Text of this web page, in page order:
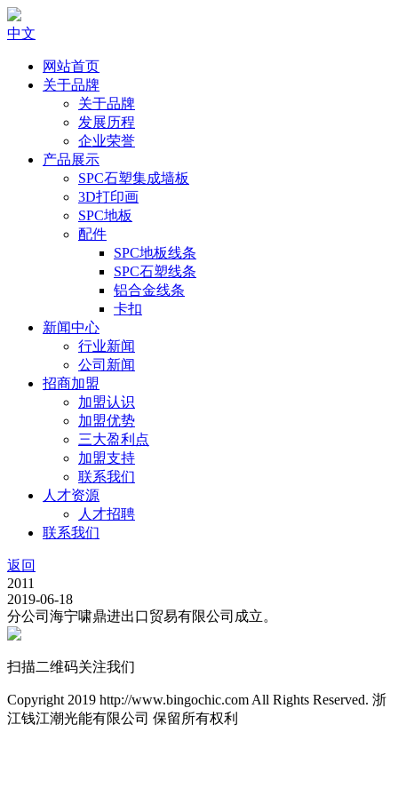
中文
网站首页
关于品牌
关于品牌
发展历程
企业荣誉
产品展示
SPC石塑集成墙板
3D打印画
SPC地板
配件
SPC地板线条
SPC石塑线条
铝合金线条
卡扣
新闻中心
行业新闻
公司新闻
招商加盟
加盟认识
加盟优势
三大盈利点
加盟支持
联系我们
人才资源
人才招聘
联系我们
返回
2011
2019-06-18
分公司海宁啸鼎进出口贸易有限公司成立。
扫描二维码关注我们
Copyright 2019 http://www.bingochic.com All Rights Reserved. 浙
江钱江潮光能有限公司 保留所有权利